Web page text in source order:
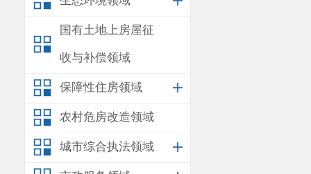
国有土地上房屋征
收与补偿领域
保障性住房领域
农村危房改造领域
城市综合执法领域